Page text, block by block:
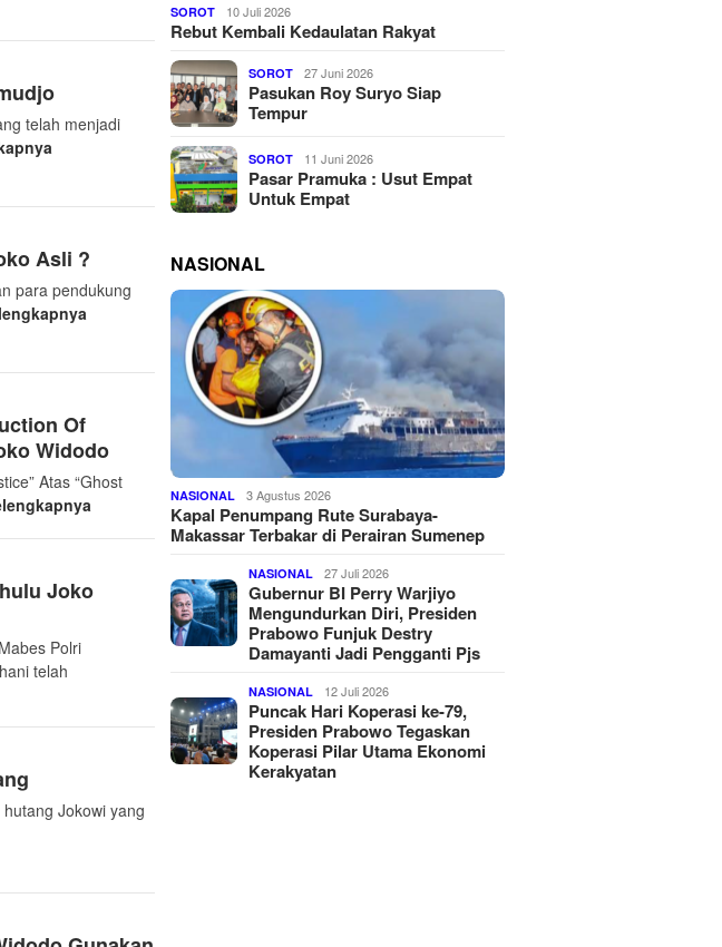
telah menjadi
Asli ?
para pendukung
Of
Widodo
Atas “Ghost
Joko
Polri
telah
Jokowi yang
SOROT 10 Juli 2026
Rebut Kembali Kedaulatan Rakyat
SOROT 27 Juni 2026
Pasukan Roy Suryo Siap
Tempur
SOROT 11 Juni 2026
Pasar Pramuka : Usut Empat
Untuk Empat
NASIONAL
NASIONAL 3 Agustus 2026
Kapal Penumpang Rute Surabaya-
Makassar Terbakar di Perairan Sumenep
NASIONAL 27 Juli 2026
Gubernur BI Perry Warjiyo
Mengundurkan Diri, Presiden
Prabowo Funjuk Destry
Damayanti Jadi Pengganti Pjs
NASIONAL 12 Juli 2026
Puncak Hari Koperasi ke-79,
Presiden Prabowo Tegaskan
Koperasi Pilar Utama Ekonomi
Kerakyatan